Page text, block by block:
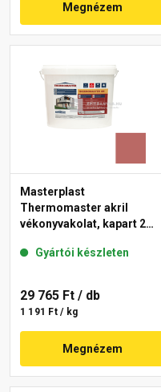
Megnézem
Masterplast
Thermomaster akril
vékonyvakolat, kapart 2
Gyártói készleten
29 765 Ft / db
1 191 Ft / kg
Megnézem